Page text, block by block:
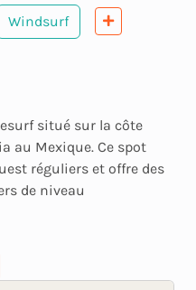
Windsurf
situé sur la côte
au Mexique. Ce spot
réguliers et offre des
de niveau